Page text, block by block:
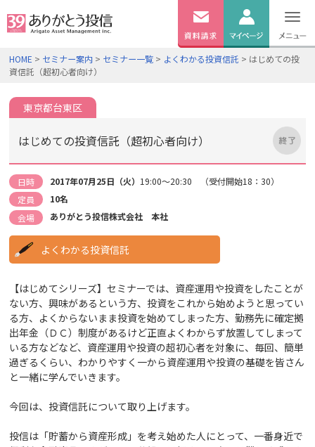
無料資料 ログイン
HOME > セミナー案内 > セミナー一覧 > よくわかる投資信託 > はじめての投
資信託（超初心者向け）
東京都台東区
はじめての投資信託（超初心者向け）
日時 2017年07月25日（火） 19:00～20:30 （受付開始18：30）
定員
10名
会場
ありがとう投信株式会社 本社
よくわかる投資信託
【はじめてシリーズ】セミナーでは、資産運用や投資をしたことが
ない方、興味があるという方、投資をこれから始めようと思ってい
る方、よくからないまま投資を始めてしまった方、勤務先に確定拠
出年金（ＤＣ）制度があるけど正直よくわからず放置してしまって
いる方などなど、資産運用や投資の超初心者を対象に、毎回、簡単
過ぎるくらい、わかりやすく一から資産運用や投資の基礎を皆さん
と一緒に学んでいきます。
今回は、投資信託について取り上げます。
投信は「貯蓄から資産形成」を考え始めた人にとって、一番身近で